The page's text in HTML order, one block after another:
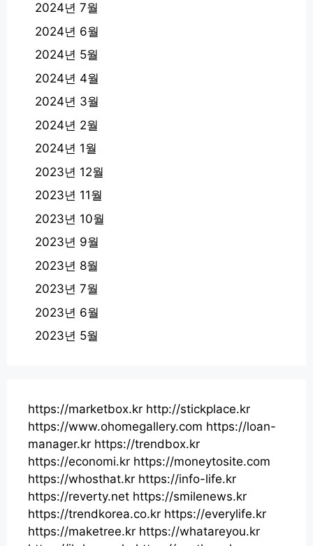
2024년 7월
2024년 6월
2024년 5월
2024년 4월
2024년 3월
2024년 2월
2024년 1월
2023년 12월
2023년 11월
2023년 10월
2023년 9월
2023년 8월
2023년 7월
2023년 6월
2023년 5월
https://marketbox.kr http://stickplace.kr
https://www.ohomegallery.com https://loan-
manager.kr https://trendbox.kr
https://economi.kr https://moneytosite.com
https://whosthat.kr https://info-life.kr
https://reverty.net https://smilenews.kr
https://trendkorea.co.kr https://everylife.kr
https://maketree.kr https://whatareyou.kr